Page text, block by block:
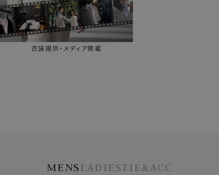
衣装提供・メディア掲載
MENSLADIESTIE&ACC